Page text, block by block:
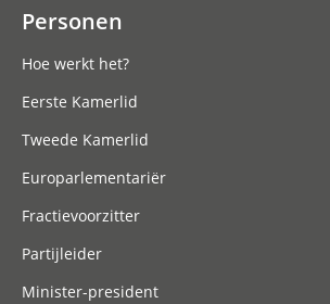
Personen
Hoe werkt het?
Eerste Kamerlid
Tweede Kamerlid
Europarlementariër
Fractievoorzitter
Partijleider
Minister-president